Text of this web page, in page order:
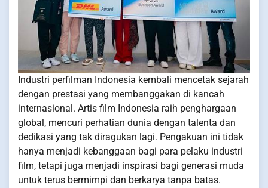
Industri perfilman Indonesia kembali mencetak sejarah
dengan prestasi yang membanggakan di kancah
internasional. Artis film Indonesia raih penghargaan
global, mencuri perhatian dunia dengan talenta dan
dedikasi yang tak diragukan lagi. Pengakuan ini tidak
hanya menjadi kebanggaan bagi para pelaku industri
film, tetapi juga menjadi inspirasi bagi generasi muda
untuk terus bermimpi dan berkarya tanpa batas.